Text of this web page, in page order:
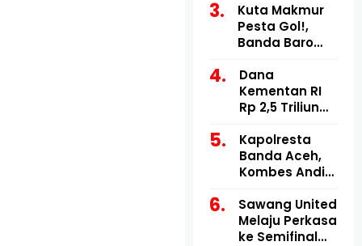
Nisam Antara
Tekuk Nisam
Putra 2-1
Kuta Makmur
Pesta Gol!,
Banda Baro
Dibungkam 5-
0
Dana
Kementan RI
Rp 2,5 Triliun
Bencana,
Pemerintah
Aceh Hanya
Miliar
Kapolresta
Banda Aceh,
Kombes Andi
diperiksa
Mabes Polri
Sawang United
Melaju Perkasa
ke Semifinal